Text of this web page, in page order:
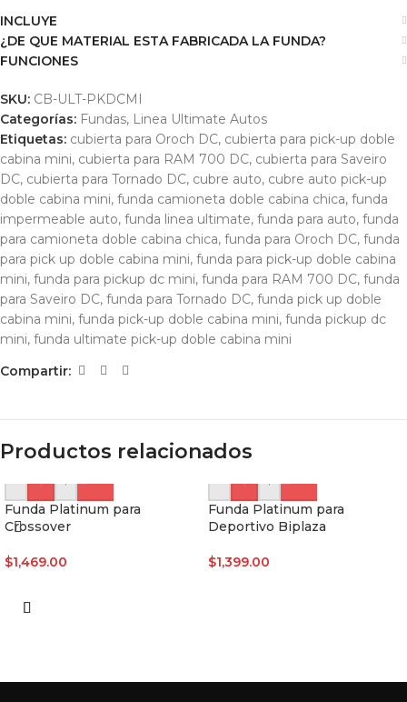
INCLUYE
¿DE QUE MATERIAL ESTA FABRICADA LA FUNDA?
FUNCIONES
SKU: CB-ULT-PKDCMI
Categorías: Fundas, Linea Ultimate Autos
Etiquetas: cubierta para Oroch DC, cubierta para pick-up doble
cabina mini, cubierta para RAM 700 DC, cubierta para Saveiro
DC, cubierta para Tornado DC, cubre auto, cubre auto pick-up
doble cabina mini, funda camioneta doble cabina chica, funda
impermeable auto, funda linea ultimate, funda para auto, funda
para camioneta doble cabina chica, funda para Oroch DC, funda
para pick up doble cabina mini, funda para pick-up doble cabina
mini, funda para pickup dc mini, funda para RAM 700 DC, funda
para Saveiro DC, funda para Tornado DC, funda pick up doble
cabina mini, funda pick-up doble cabina mini, funda pickup dc
mini, funda ultimate pick-up doble cabina mini
Compartir:
Productos relacionados
+
Funda Platinum para
Crossover
$1,469.00
+
Funda Platinum para
Deportivo Biplaza
$1,399.00